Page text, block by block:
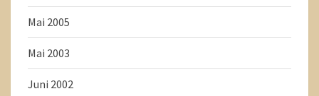
Mai 2005
Mai 2003
Juni 2002